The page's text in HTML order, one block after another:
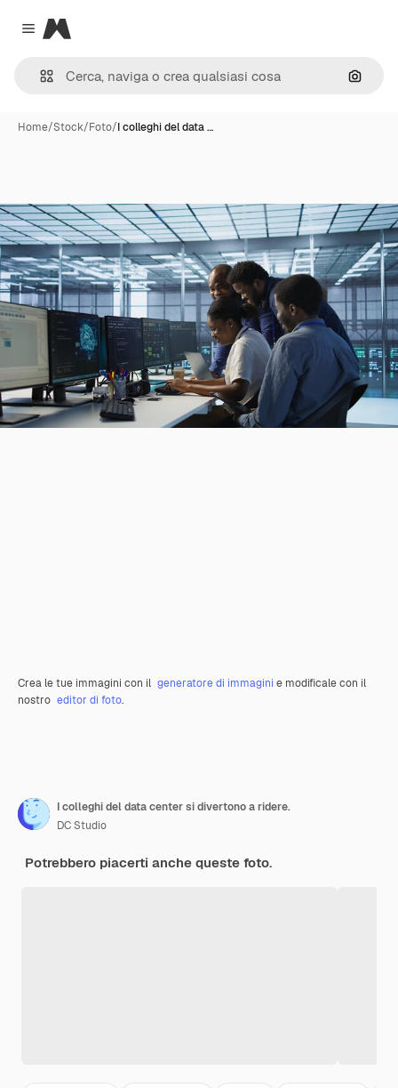
Close menu
Magnific
Cerca
Home/Stock/Foto/I colleghi del data …
Crea le tue immagini con il generatore di immagini e modificale con il
nostro editor di foto.
I colleghi del data center si divertono a ridere.
DC Studio
Potrebbero piacerti anche queste foto.